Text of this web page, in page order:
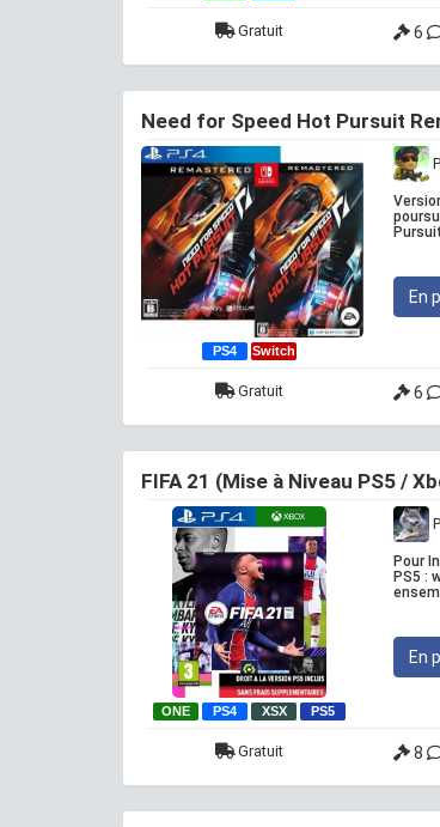
Gratuit 6
Need for Speed Hot Pursuit
PS4 Switch
En
Gratuit 6
FIFA 21 (Mise à Niveau PS5 /
ONE PS4 XSX PS5
Pour
PS5 :
En
Gratuit 8